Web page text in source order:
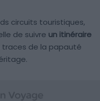
circuits touristiques,
de suivre un itinéraire
traces de la papauté